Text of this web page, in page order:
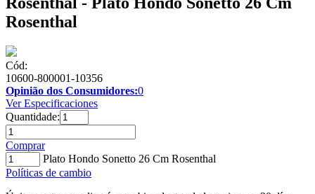
Rosenthal
Cód:
10600-800001-10356
Opinião dos Consumidores:0
Ver Especificaciones
Quantidade:
Comprar
Plato Hondo Sonetto 26 Cm Rosenthal
Políticas de cambio